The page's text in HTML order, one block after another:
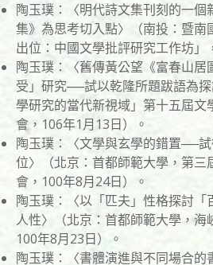
陶玉璞：〈明代詩文集刊刻的一
集》為思考切入點〉（南投：暨
出位：中國文學批評研究工作坊」
陶玉璞：〈舊傳黃公望《富春山居
受」研究──試以乾隆所題跋語為
學研究的當代新視域」第十五屆文
會，106年1月13日）。
陶玉璞：〈文學與玄學的錯置──
位〉（北京：首都師範大學，第三
會，100年8月24日）。
陶玉璞：〈以「匹夫」性格探討
人性〉（北京：首都師範大學，海
100年8月23日）。
陶玉璞：〈書體演進與不同場合的